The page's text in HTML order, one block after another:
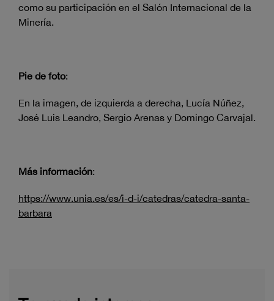
como su participación en el Salón Internacional de la
Minería.
Pie de foto:
En la imagen, de izquierda a derecha, Lucía Núñez,
José Luis Leandro, Sergio Arenas y Domingo Carvajal.
Más información:
https://www.unia.es/es/i-d-i/catedras/catedra-santa-
barbara